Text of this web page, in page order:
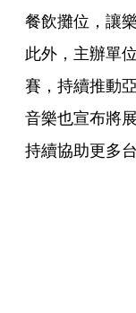
餐飲攤位，讓
此外，主辦單
賽，持續推動
音樂也宣布將
持續協助更多